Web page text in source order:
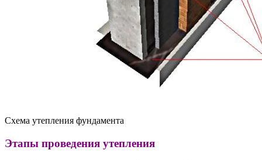
Схема утепления фундамента
Этапы проведения утепления